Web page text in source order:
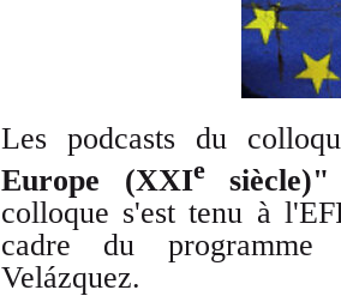
Les podcasts du
Europe (XXIe
colloque s'est tenu à
cadre du
Velázquez.